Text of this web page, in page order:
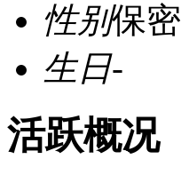
性别保密
生日-
活跃概况